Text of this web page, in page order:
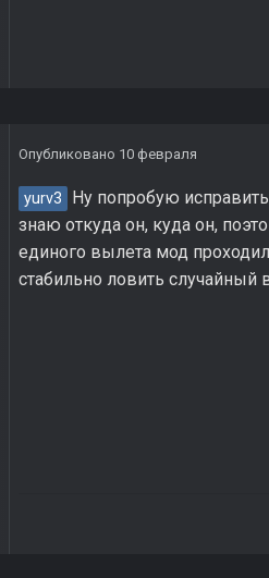
Опубликовано 10 февраля
yurv3
Ну попробую
знаю откуда он, куда он,
единого вылета мод
стабильно ловить случайный